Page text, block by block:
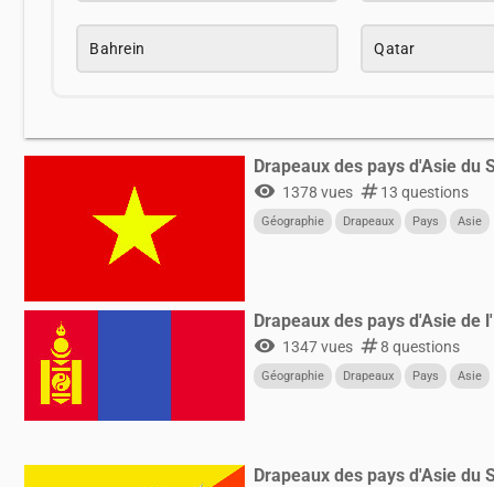
Bahrein Qatar
Drapeaux des pays d'Asie du
visibility 1378 vues numbers13 questions
Géographie Drapeaux Pays Asie
Drapeaux des pays d'Asie de
visibility 1347 vues numbers8 questions
Géographie Drapeaux Pays Asie
Drapeaux des pays d'Asie du